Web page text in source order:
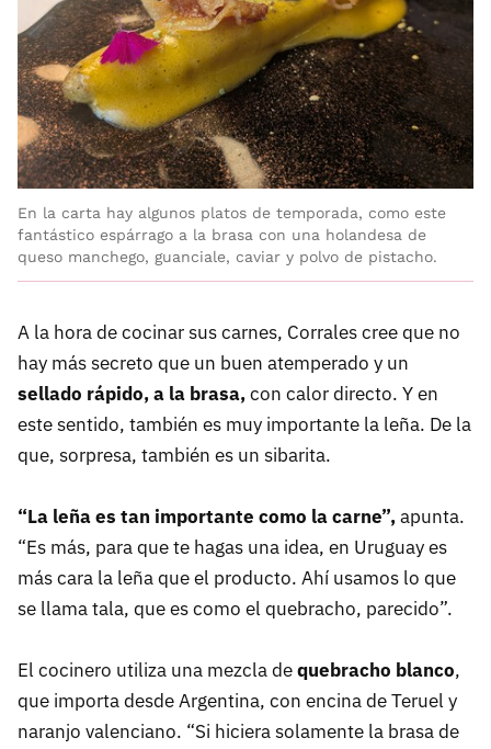
En la carta hay algunos platos de temporada, como este
fantástico espárrago a la brasa con una holandesa de
queso manchego, guanciale, caviar y polvo de pistacho.
A la hora de cocinar sus carnes, Corrales cree que no
hay más secreto que un buen atemperado y un
sellado rápido, a la brasa,con calor directo. Y en
este sentido, también es muy importante la leña. De la
que, sorpresa, también es un sibarita.
“La leña es tan importante como la carne”,apunta.
“Es más, para que te hagas una idea, en Uruguay es
más cara la leña que el producto. Ahí usamos lo que
se llama tala, que es como el quebracho, parecido”.
El cocinero utiliza una mezcla dequebracho blanco,
que importa desde Argentina, con encina de Teruel y
naranjo valenciano. “Si hiciera solamente la brasa de